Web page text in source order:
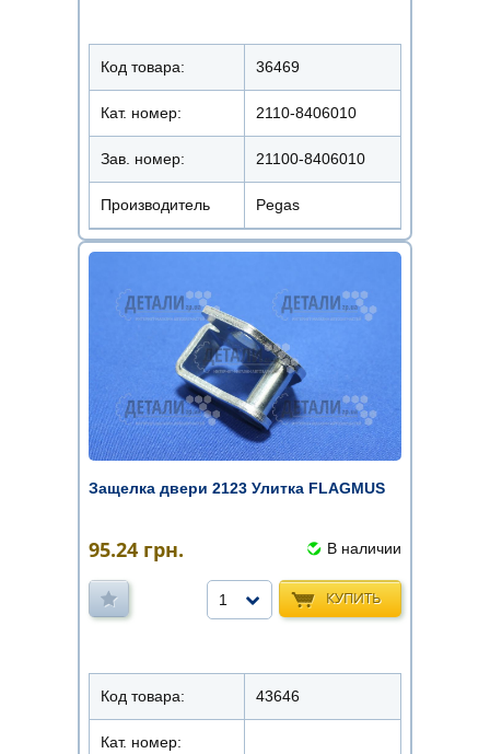
Код товара: 36469
Кат. номер: 2110-8406010
Зав. номер: 21100-8406010
Производитель Pegas
Защелка двери 2123 Улитка FLAGMUS
95.24 грн. В наличии
КУПИТЬ
1
Код товара: 43646
Кат. номер: